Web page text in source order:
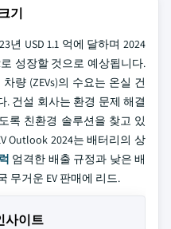
기
년 USD 1.1 억에 달하며 2024
로 성장할 것으로 예상됩니다.
량 (ZEVs)의 수요는 온실 건
건설 회사는 환경 문제 해결
록 친환경 솔루션을 찾고 있
Outlook 2024는 배터리의 상
엄격한 배출 규정과 낮은 배
무거운 EV 판매에 리드.
사이트